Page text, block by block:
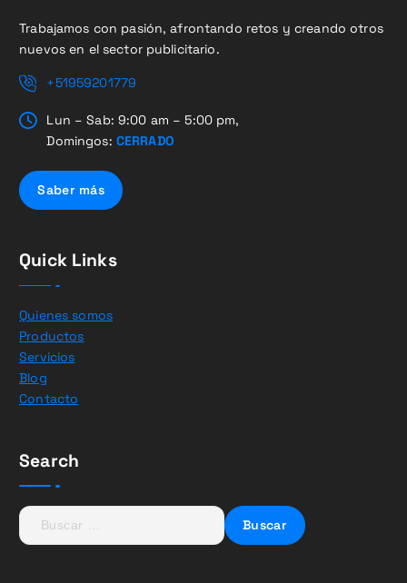
Trabajamos con pasión, afrontando retos y creando otros
nuevos en el sector publicitario.
+51959201779
Lun – Sab: 9:00 am – 5:00 pm,
Domingos: CERRADO
Saber más
Quick Links
Quienes somos
Productos
Servicios
Blog
Contacto
Search
B
u